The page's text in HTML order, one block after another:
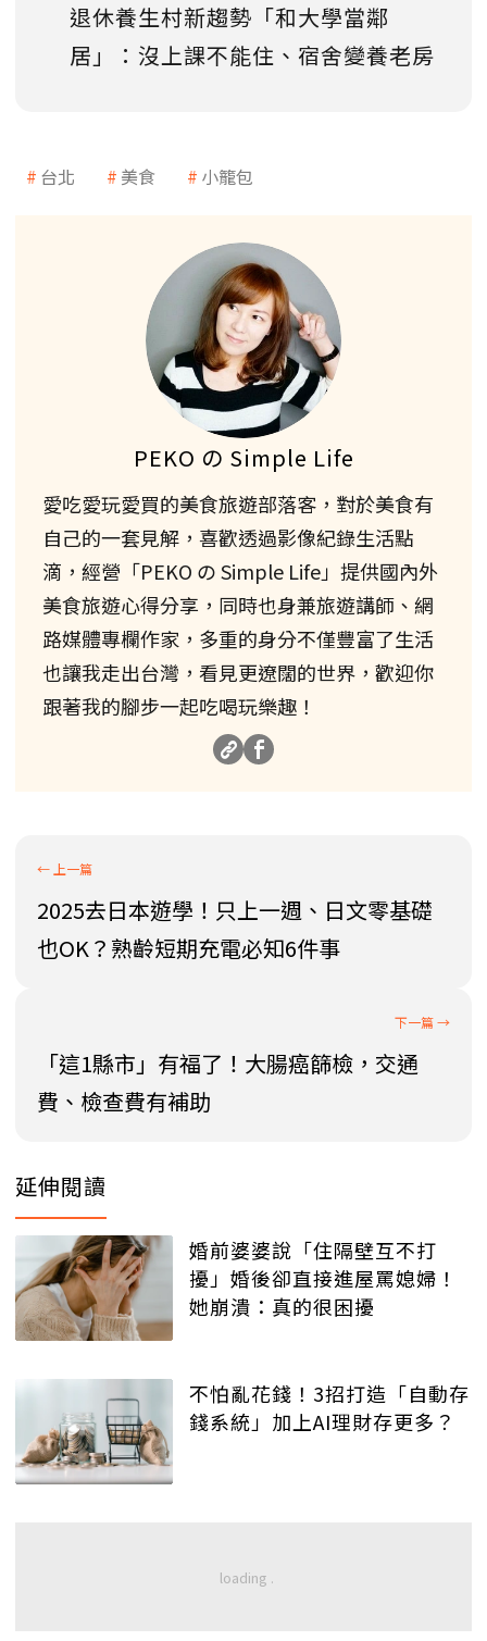
退休養生村新趨勢「和大學當鄰
居」：沒上課不能住、宿舍變養老房
台北 美食 小籠包
PEKO の Simple Life
愛吃愛玩愛買的美食旅遊部落客，對於美食有
自己的一套見解，喜歡透過影像紀錄生活點
滴，經營「PEKO の Simple Life」提供國內外
美食旅遊心得分享，同時也身兼旅遊講師、網
路媒體專欄作家，多重的身分不僅豐富了生活
也讓我走出台灣，看見更遼闊的世界，歡迎你
跟著我的腳步一起吃喝玩樂趣！
2025去日本遊學！只上一週、日文零基礎
也OK？熟齡短期充電必知6件事
「這1縣市」有福了！大腸癌篩檢，交通
費、檢查費有補助
延伸閱讀
婚前婆婆說「住隔壁互不打
擾」婚後卻直接進屋罵媳婦！
她崩潰：真的很困擾
不怕亂花錢！3招打造「自動存
錢系統」加上AI理財存更多？